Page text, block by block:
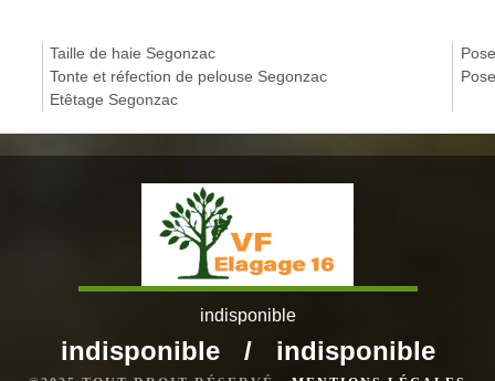
Taille de haie Segonzac
Tonte et réfection de pelouse Segonzac
Etêtage Segonzac
indisponible
indisponible / indisponible